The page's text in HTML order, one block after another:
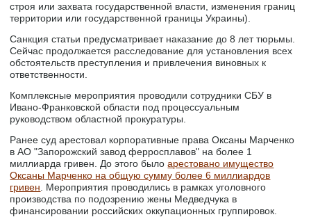
строя или захвата государственной власти, изменения границ
территории или государственной границы Украины).
Санкция статьи предусматривает наказание до 8 лет тюрьмы.
Сейчас продолжается расследование для установления всех
обстоятельств преступления и привлечения виновных к
ответственности.
Комплексные мероприятия проводили сотрудники СБУ в
Ивано-Франковской области под процессуальным
руководством областной прокуратуры.
Ранее суд арестовал корпоративные права Оксаны Марченко
в АО "Запорожский завод ферросплавов" на более 1
миллиарда гривен. До этого былоарестовано имущество
Оксаны Марченко на общую сумму более 6 миллиардов
гривен . Мероприятия проводились в рамках уголовного
производства по подозрению жены Медведчука в
финансировании российских оккупационных группировок.